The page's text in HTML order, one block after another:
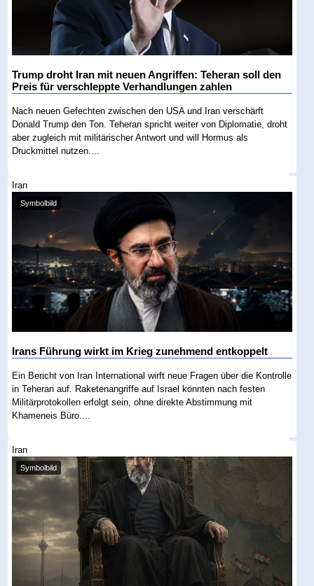
Trump droht Iran mit neuen Angriffen: Teheran soll den
Preis für verschleppte Verhandlungen zahlen
Nach neuen Gefechten zwischen den USA und Iran verschärft
Donald Trump den Ton. Teheran spricht weiter von Diplomatie, droht
aber zugleich mit militärischer Antwort und will Hormus als
Druckmittel nutzen....
Iran
Symbolbild
Irans Führung wirkt im Krieg zunehmend entkoppelt
Ein Bericht von Iran International wirft neue Fragen über die Kontrolle
in Teheran auf. Raketenangriffe auf Israel könnten nach festen
Militärprotokollen erfolgt sein, ohne direkte Abstimmung mit
Khameneis Büro....
Iran
Symbolbild